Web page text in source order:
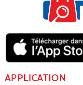
APPLICATION